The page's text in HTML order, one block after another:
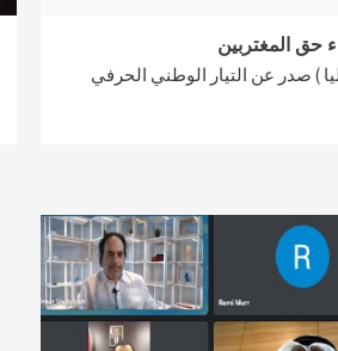
حق المغتربين
) صدر عن التيار الوطني الحرفي